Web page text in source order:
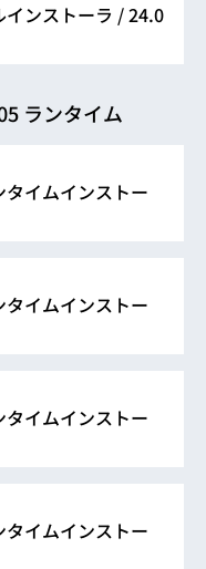
ンストーラ / 24.0
ランタイム
イムインストー
イムインストー
イムインストー
イムインストー